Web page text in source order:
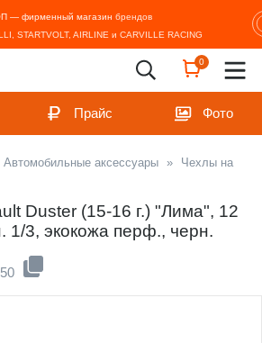
— фирменный магазин брендов
STARTVOLT, AIRLINE и CARVILLE RACING
0
Прайс Фото
Автомобильные аксессуары »
Чехлы на
Duster (15-16 г.) "Лима", 12
1/3, экокожа перф., черн.